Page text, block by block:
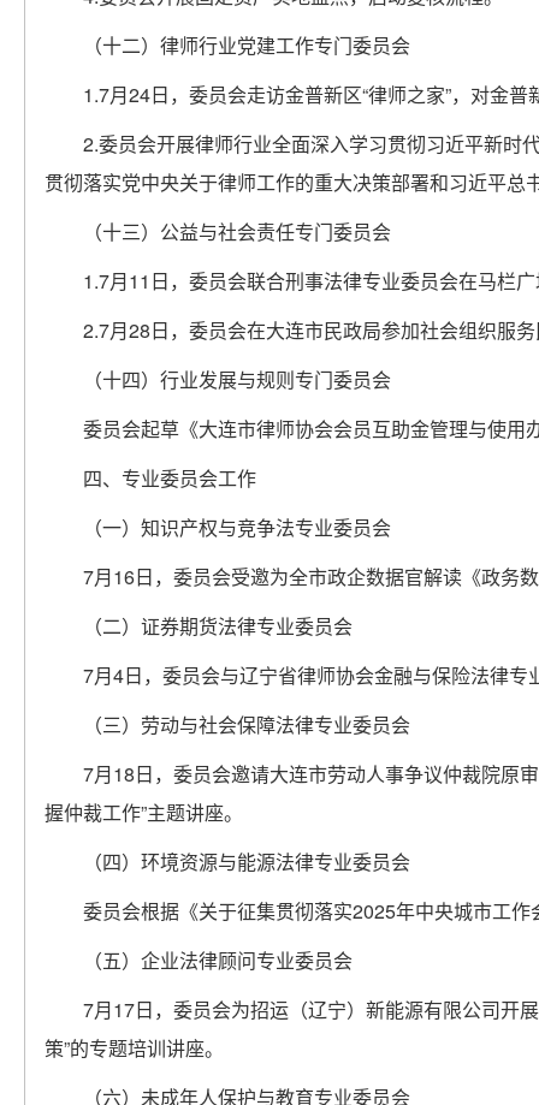
（十二）律师行业党建工作专门委员会
1.7月24日，委员会走访金普新区“律师之家”，对金
2.委员会开展律师行业全面深入学习贯彻习近平新时
贯彻落实党中央关于律师工作的重大决策部署和习近平
（十三）公益与社会责任专门委员会
1.7月11日，委员会联合刑事法律专业委员会在马栏
2.7月28日，委员会在大连市民政局参加社会组织服
（十四）行业发展与规则专门委员会
委员会起草《大连市律师协会会员互助金管理与使用
四、专业委员会工作
（一）知识产权与竞争法专业委员会
7月16日，委员会受邀为全市政企数据官解读《政务
（二）证券期货法律专业委员会
7月4日，委员会与辽宁省律师协会金融与保险法律
（三）劳动与社会保障法律专业委员会
7月18日，委员会邀请大连市劳动人事争议仲裁院原
握仲裁工作”主题讲座。
（四）环境资源与能源法律专业委员会
委员会根据《关于征集贯彻落实2025年中央城市工
（五）企业法律顾问专业委员会
7月17日，委员会为招运（辽宁）新能源有限公司
策”的专题培训讲座。
（六）未成年人保护与教育专业委员会